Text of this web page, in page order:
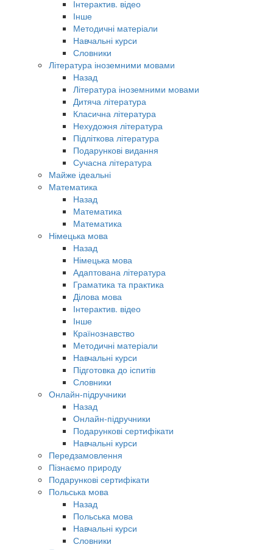
Інтерактив. відео
Інше
Методичні матеріали
Навчальні курси
Словники
Література іноземними мовами
Назад
Література іноземними мовами
Дитяча література
Класична література
Нехудожня література
Підліткова література
Подарункові видання
Сучасна література
Майже ідеальні
Математика
Назад
Математика
Математика
Німецька мова
Назад
Німецька мова
Адаптована література
Граматика та практика
Ділова мова
Інтерактив. відео
Інше
Країнознавство
Методичні матеріали
Навчальні курси
Підготовка до іспитів
Словники
Онлайн-підручники
Назад
Онлайн-підручники
Подарункові сертифікати
Навчальні курси
Передзамовлення
Пізнаємо природу
Подарункові сертифікати
Польська мова
Назад
Польська мова
Навчальні курси
Словники